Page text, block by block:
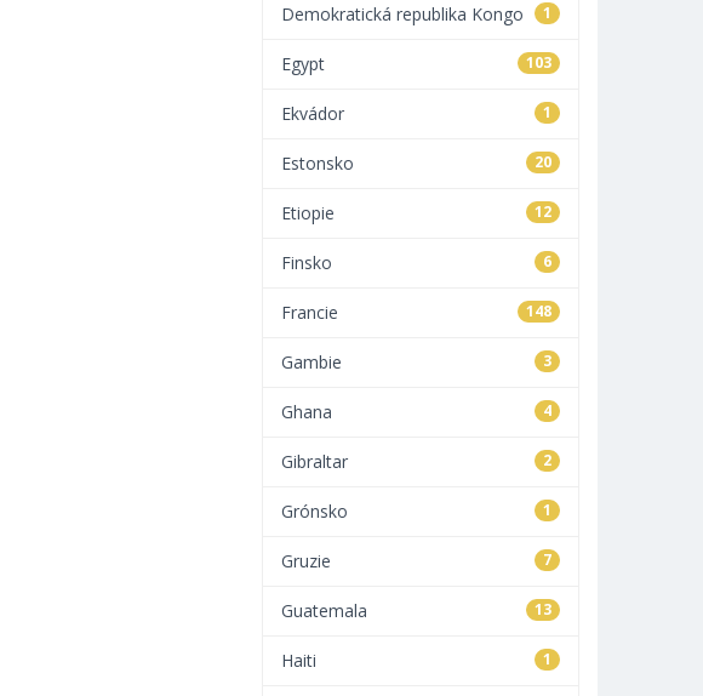
1
Demokratická republika Kongo
103
Egypt
1
Ekvádor
20
Estonsko
12
Etiopie
6
Finsko
148
Francie
3
Gambie
4
Ghana
2
Gibraltar
1
Grónsko
7
Gruzie
13
Guatemala
1
Haiti